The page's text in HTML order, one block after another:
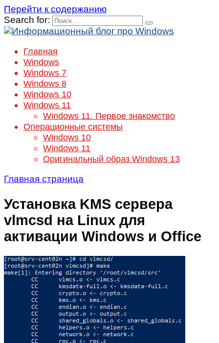
Перейти к содержанию
Search for:
Главная
Windows
Windows 7
Windows 8
Windows 10
Windows 11
Windows 11. Первое знакомство
Операционные системы
Windows 10
Windows 11
Оригинальный образ Windows 13
Главная страница
Установка KMS сервера
vlmcsd на Linux для
активации Windows и Office